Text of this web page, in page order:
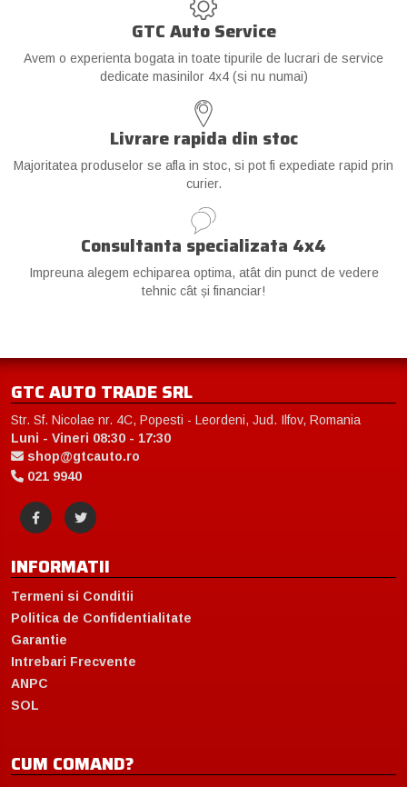
GTC Auto Service
Avem o experienta bogata in toate tipurile de lucrari de service
dedicate masinilor 4x4 (si nu numai)
Livrare rapida din stoc
Majoritatea produselor se afla in stoc, si pot fi expediate rapid prin
curier.
Consultanta specializata 4x4
Impreuna alegem echiparea optima, atât din punct de vedere
tehnic cât și financiar!
GTC AUTO TRADE SRL
Str. Sf. Nicolae nr. 4C, Popesti - Leordeni, Jud. Ilfov, Romania
Luni - Vineri 08:30 - 17:30
shop@gtcauto.ro
021 9940
INFORMATII
Termeni si Conditii
Politica de Confidentialitate
Garantie
Intrebari Frecvente
ANPC
SOL
CUM COMAND?